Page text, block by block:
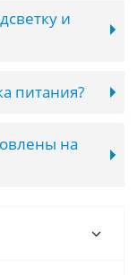
и
питания?
на